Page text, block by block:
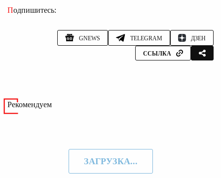
Подпишитесь:
GNEWS TELEGRAM ДЗЕН
ССЫЛКА
Рекомендуем
ЗАГРУЗКА...